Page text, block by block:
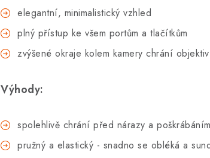
elegantní, minimalistický vzhled
plný přístup ke všem portům a tlačítkům
zvýšené okraje kolem kamery chrání objektiv
Výhody:
spolehlivě chrání před nárazy a
pružný a elastický - snadno se obléká a